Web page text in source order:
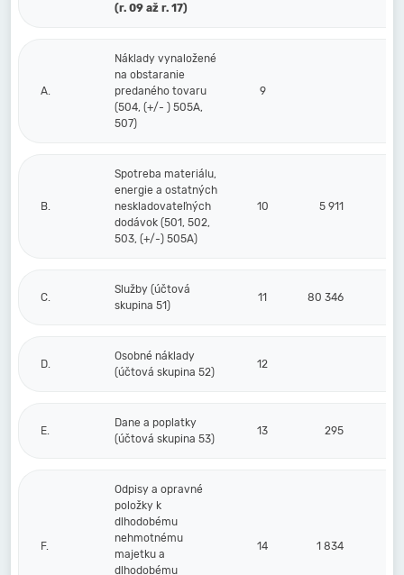
(r. 09 až r. 17)
A.
Náklady vynaložené
na obstaranie
predaného tovaru
(504, (+/- ) 505A,
507)
9
B.
Spotreba materiálu,
energie a ostatných
neskladovateľných
dodávok (501, 502,
503, (+/-) 505A)
10 5 911
C.
Služby (účtová
skupina 51)
11 80 346
D.
Osobné náklady
(účtová skupina 52)
12
E.
Dane a poplatky
(účtová skupina 53)
13 295
F.
Odpisy a opravné
položky k
dlhodobému
nehmotnému
majetku a
dlhodobému
14 1 834